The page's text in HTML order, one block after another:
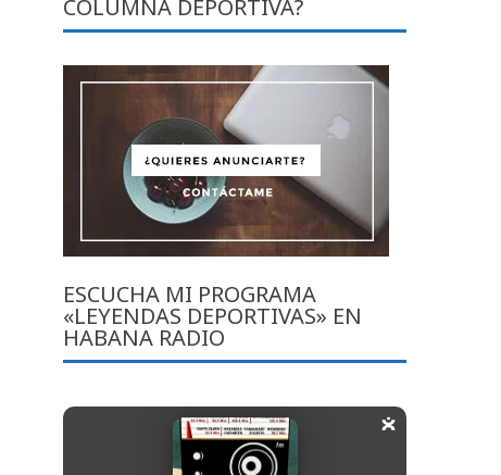
COLUMNA DEPORTIVA?
ESCUCHA MI PROGRAMA
«LEYENDAS DEPORTIVAS» EN
HABANA RADIO